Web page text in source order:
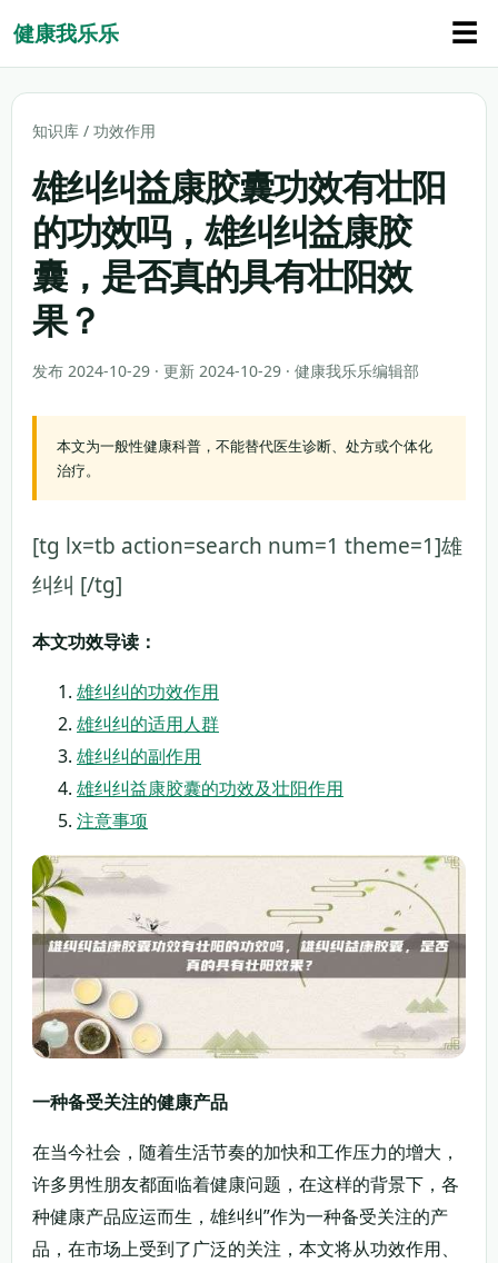
健康我乐乐 ☰
知识库 / 功效作用
雄纠纠益康胶囊功效有壮阳
的功效吗，雄纠纠益康胶
囊，是否真的具有壮阳效
果？
发布 2024-10-29 · 更新 2024-10-29 · 健康我乐乐编辑部
本文为一般性健康科普，不能替代医生诊断、处方或个体化
治疗。
[tg lx=tb action=search num=1 theme=1]雄
纠纠 [/tg]
本文功效导读：
雄纠纠的功效作用
雄纠纠的适用人群
雄纠纠的副作用
雄纠纠益康胶囊的功效及壮阳作用
注意事项
一种备受关注的健康产品
在当今社会，随着生活节奏的加快和工作压力的增大，
许多男性朋友都面临着健康问题，在这样的背景下，各
种健康产品应运而生，雄纠纠”作为一种备受关注的产
品，在市场上受到了广泛的关注，本文将从功效作用、